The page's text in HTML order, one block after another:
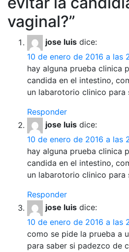
vaginal?”
jose luis dice:
10 de enero de 2016 a las
hay alguna prueba clinica
candida en el intestino,
un labarotorio clinico para
Responder
jose luis dice:
10 de enero de 2016 a las
hay alguna prueba clinica
candida en el intestino,
un labarotorio clinico para
Responder
jose luis dice:
10 de enero de 2016 a las
como se pide la prueba a
para saber si padezco de